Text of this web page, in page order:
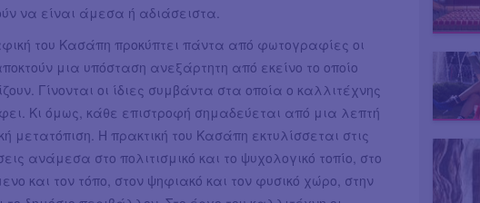
να είναι άμεσα ή αδιάσειστα.
του Κασάπη προκύπτει πάντα από φωτογραφίες οι
μια υπόσταση ανεξάρτητη από εκείνο το οποίο
Γίνονται οι ίδιες συμβάντα στα οποία ο καλλιτέχνης
Κι όμως, κάθε επιστροφή σημαδεύεται από μια λεπτή
μετατόπιση. Η πρακτική του Κασάπη εκτυλίσσεται στις
ανάμεσα στο πολιτισμικό και το ψυχολογικό τοπίο, στο
και τον τόπο, στον ψηφιακό και τον φυσικό χώρο, στην